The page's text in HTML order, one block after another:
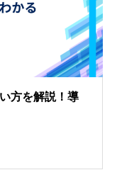
方を解説！導